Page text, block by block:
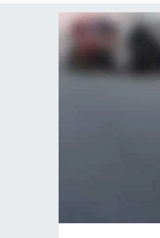
Gündem
KKTC YEREL SEÇİM 2018
Politika